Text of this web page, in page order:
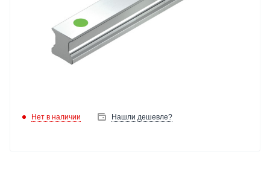
Нет в наличии Нашли дешевле?